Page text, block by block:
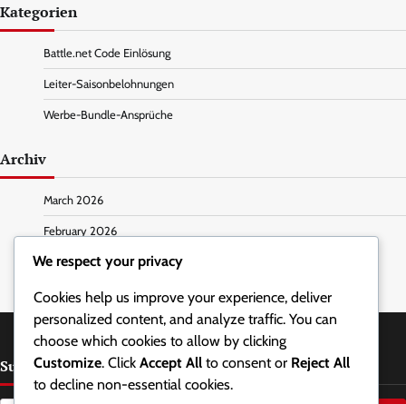
Kategorien
Battle.net Code Einlösung
Leiter-Saisonbelohnungen
Werbe-Bundle-Ansprüche
Archiv
March 2026
February 2026
Suche
We respect your privacy
Cookies help us improve your experience, deliver
personalized content, and analyze traffic. You can
choose which cookies to allow by clicking
Customize. Click Accept All to consent or Reject All
to decline non-essential cookies.